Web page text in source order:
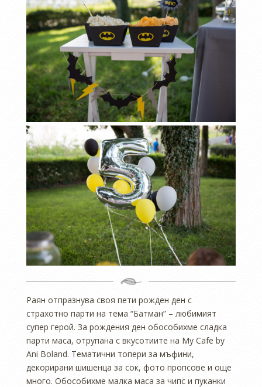
Раян отпразнува своя пети рожден ден с
страхотно парти на тема “Батман” – любимият
супер герой. За рождения ден обособихме сладка
парти маса, отрупана с вкусотиите на My Cafe by
Ani Boland. Тематични топери за мъфини,
декорирани шишенца за сок, фото пропсове и още
много. Обособихме малка маса за чипс и пуканки